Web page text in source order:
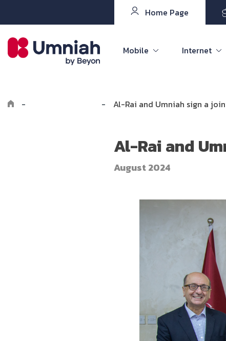
Home Page
Mobile Internet
- - Al-Rai and Umniah sign a
Al-Rai and
August 2024